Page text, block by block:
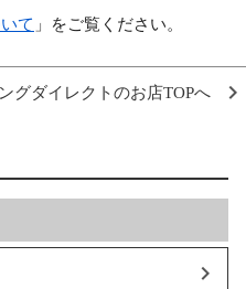
て 」をご覧ください。
グダイレクトのお店TOPへ